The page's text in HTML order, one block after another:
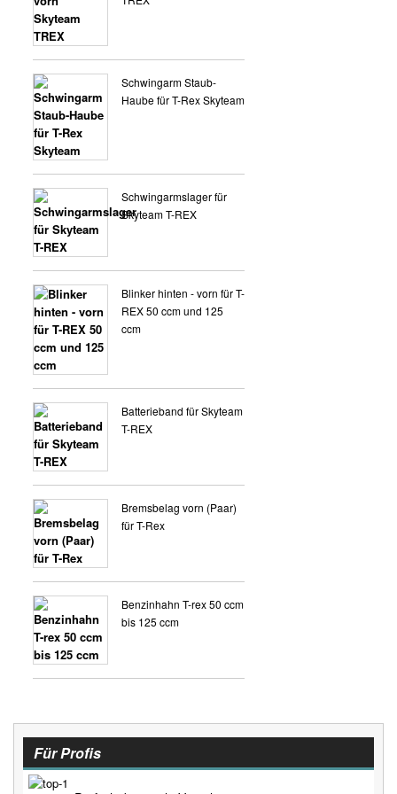
VERKLEIDUNG 8 ZOLL
Schwingarm Staub-
Haube für T-Rex Skyteam
Schwingarmslager für
Skyteam T-REX
Blinker hinten - vorn für T-
REX 50 ccm und 125
ccm
Batterieband für Skyteam
T-REX
Bremsbelag vorn (Paar)
für T-Rex
Benzinhahn T-rex 50 ccm
bis 125 ccm
Für Profis